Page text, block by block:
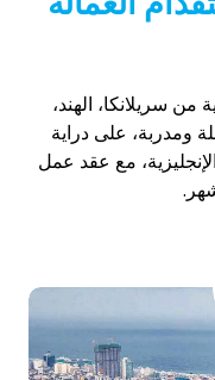
من سريلانكا، الهند،
ومدربة، على دراية
مع عقد عمل